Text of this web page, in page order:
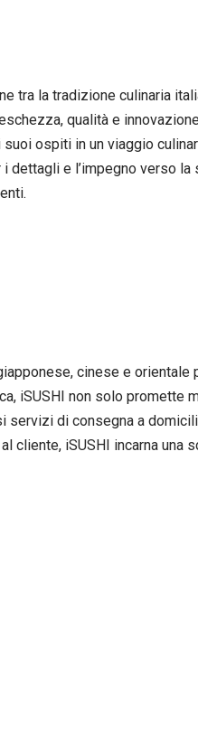
tra la tradizione culinaria
qualità e
ospiti in un viaggio
dettagli e l’impegno verso
cinese e
iSUSHI non solo promette
di consegna a
cliente, iSUSHI incarna una